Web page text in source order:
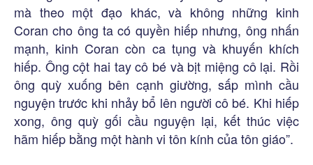
mà theo một đạo khác, và không những kinh
Coran cho ông ta có quyền hiếp nhưng, ông nhấn
mạnh, kinh Coran còn ca tụng và khuyến khích
hiếp. Ông cột hai tay cô bé và bịt miệng cô lại. Rồi
ông quỳ xuống bên cạnh giường, sấp mình cầu
nguyện trước khi nhảy bổ lên người cô bé. Khi hiếp
xong, ông quỳ gối cầu nguyện lại, kết thúc việc
hãm hiếp bằng một hành vi tôn kính của tôn giáo”.